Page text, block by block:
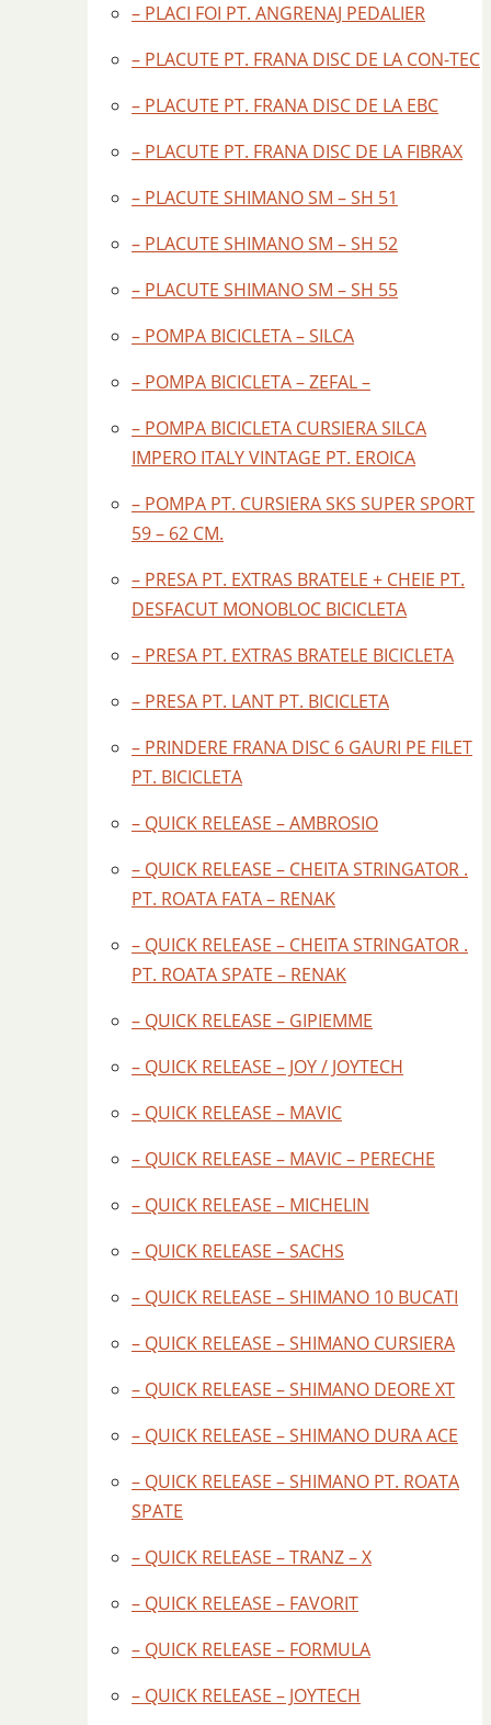
– PLACI FOI PT. ANGRENAJ PEDALIER
– PLACUTE PT. FRANA DISC DE LA CON-TEC
– PLACUTE PT. FRANA DISC DE LA EBC
– PLACUTE PT. FRANA DISC DE LA FIBRAX
– PLACUTE SHIMANO SM – SH 51
– PLACUTE SHIMANO SM – SH 52
– PLACUTE SHIMANO SM – SH 55
– POMPA BICICLETA – SILCA
– POMPA BICICLETA – ZEFAL –
– POMPA BICICLETA CURSIERA SILCA
IMPERO ITALY VINTAGE PT. EROICA
– POMPA PT. CURSIERA SKS SUPER SPORT
59 – 62 CM.
– PRESA PT. EXTRAS BRATELE + CHEIE PT.
DESFACUT MONOBLOC BICICLETA
– PRESA PT. EXTRAS BRATELE BICICLETA
– PRESA PT. LANT PT. BICICLETA
– PRINDERE FRANA DISC 6 GAURI PE FILET
PT. BICICLETA
– QUICK RELEASE – AMBROSIO
– QUICK RELEASE – CHEITA STRINGATOR .
PT. ROATA FATA – RENAK
– QUICK RELEASE – CHEITA STRINGATOR .
PT. ROATA SPATE – RENAK
– QUICK RELEASE – GIPIEMME
– QUICK RELEASE – JOY / JOYTECH
– QUICK RELEASE – MAVIC
– QUICK RELEASE – MAVIC – PERECHE
– QUICK RELEASE – MICHELIN
– QUICK RELEASE – SACHS
– QUICK RELEASE – SHIMANO 10 BUCATI
– QUICK RELEASE – SHIMANO CURSIERA
– QUICK RELEASE – SHIMANO DEORE XT
– QUICK RELEASE – SHIMANO DURA ACE
– QUICK RELEASE – SHIMANO PT. ROATA
SPATE
– QUICK RELEASE – TRANZ – X
– QUICK RELEASE – FAVORIT
– QUICK RELEASE – FORMULA
– QUICK RELEASE – JOYTECH